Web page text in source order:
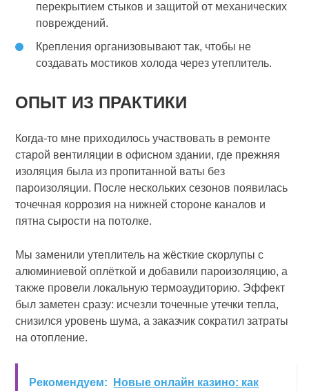
перекрытием стыков и защитой от механических
повреждений.
Крепления организовывают так, чтобы не
создавать мостиков холода через утеплитель.
ОПЫТ ИЗ ПРАКТИКИ
Когда-то мне приходилось участвовать в ремонте
старой вентиляции в офисном здании, где прежняя
изоляция была из пропитанной ваты без
пароизоляции. После нескольких сезонов появилась
точечная коррозия на нижней стороне каналов и
пятна сырости на потолке.
Мы заменили утеплитель на жёсткие скорлупы с
алюминиевой оплёткой и добавили пароизоляцию, а
также провели локальную термоаудиторию. Эффект
был заметен сразу: исчезли точечные утечки тепла,
снизился уровень шума, а заказчик сократил затраты
на отопление.
Рекомендуем:
Новые онлайн казино: как